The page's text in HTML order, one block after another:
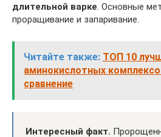
длительной варке. Основные
проращивание и запаривание.
Читайте также: ТОП 10
аминокислотных
сравнение
Интересный факт.